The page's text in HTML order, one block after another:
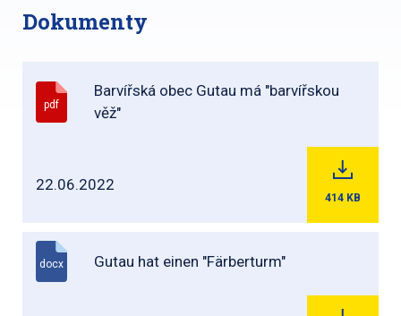
Dokumenty
pdf
Barvířská obec Gutau má "barvířskou
věž"
22.06.2022
414 KB
docx Gutau hat einen "Färberturm"